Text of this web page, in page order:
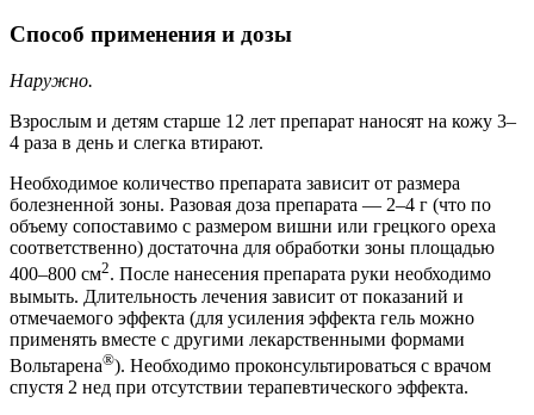
Способ применения и дозы
Наружно.
Взрослым и детям старше 12 лет препарат наносят на кожу 3–
4 раза в день и слегка втирают.
Необходимое количество препарата зависит от размера
болезненной зоны. Разовая доза препарата — 2–4 г (что по
объему сопоставимо с размером вишни или грецкого ореха
соответственно) достаточна для обработки зоны площадью
400–800 см2. После нанесения препарата руки необходимо
вымыть. Длительность лечения зависит от показаний и
отмечаемого эффекта (для усиления эффекта гель можно
применять вместе с другими лекарственными формами
Вольтарена®). Необходимо проконсультироваться с врачом
спустя 2 нед при отсутствии терапевтического эффекта.